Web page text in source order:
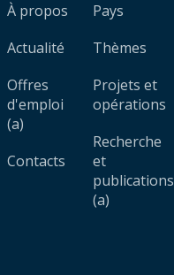
À propos
Actualité
Offres
d'emploi
(a)
Contacts
Pays
Thèmes
Projets et
opérations
Recherche
et
publications
(a)